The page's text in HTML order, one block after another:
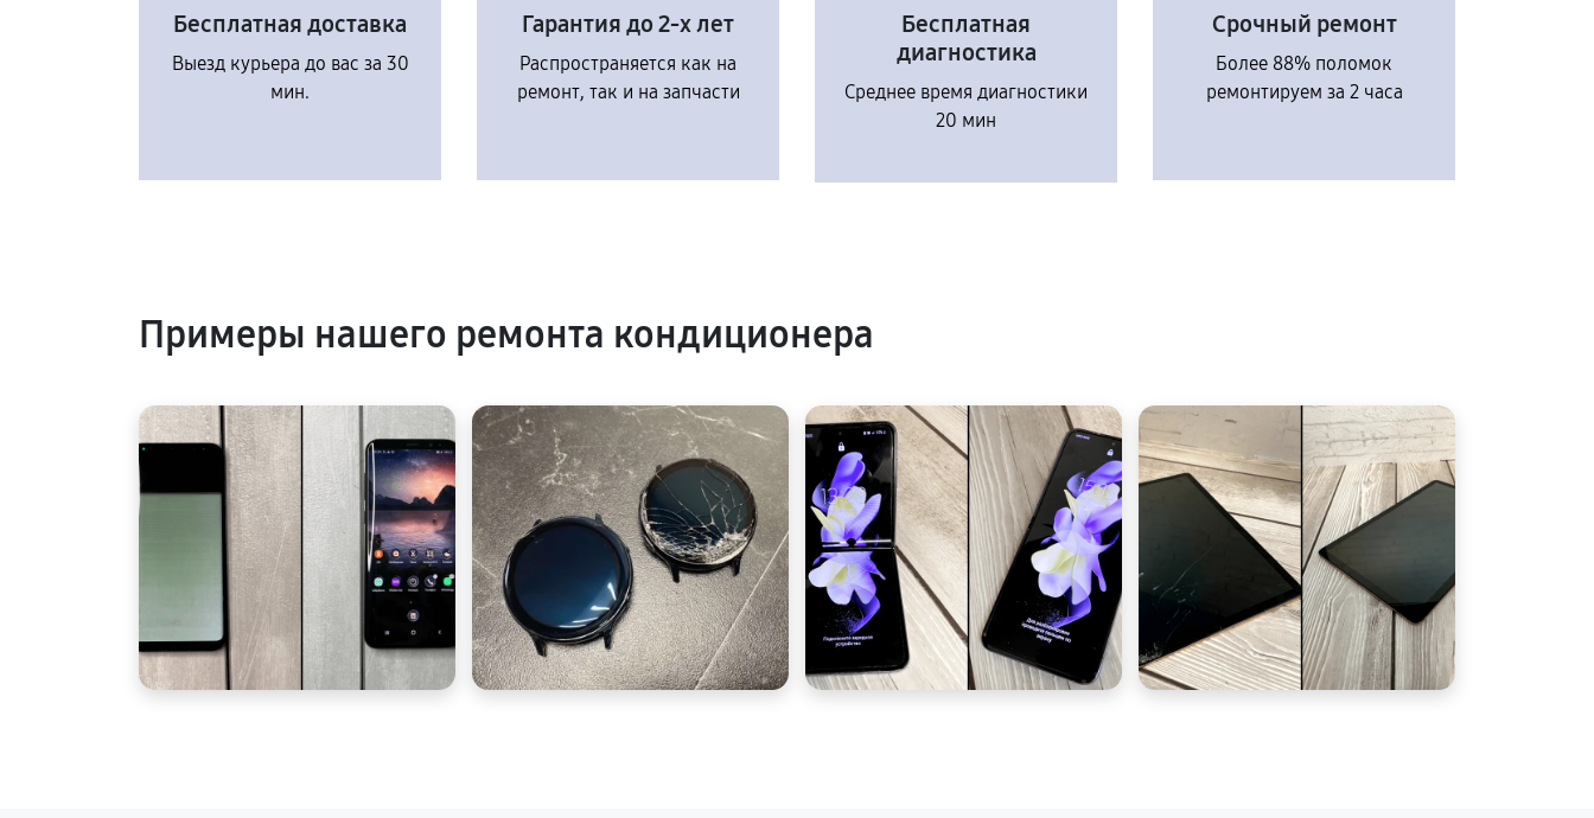
Бесплатная доставка
Выезд курьера до вас за 30
мин.
Гарантия до 2-х лет
Распространяется как на
ремонт, так и на запчасти
Бесплатная
диагностика
Среднее время диагностики
20 мин
Срочный ремонт
Более 88% поломок
ремонтируем за 2 часа
Примеры нашего ремонта кондиционера